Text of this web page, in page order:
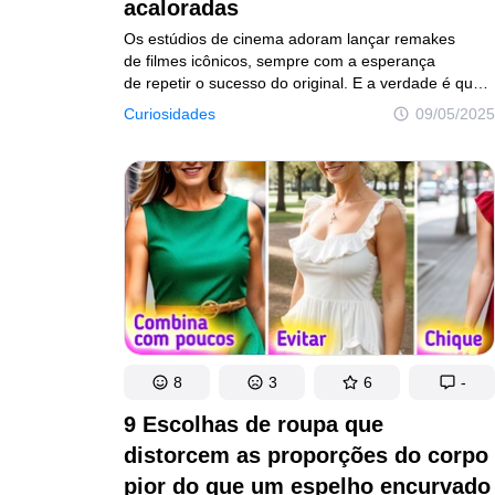
acaloradas
Curiosidades 09/05/2025
Os estúdios de cinema adoram lançar remakes
de filmes icônicos, sempre com a esperança
de repetir o sucesso do original. E a verdade é que,
mesmo interpretando o mesmo personagem, cada
ator sempre coloca um toque pessoal no papel.
9 Escolhas de roupa que
distorcem as proporções do corpo
pior do que um espelho encurvado
8 3 6 -
Gente
Gente incrível
Testes e diversão
Autores Princípios Editoriais Fale com a
Consentimento de atualização
© 2014–2026TheSoul Publishing
Todos os direitos reservados. Todos os materiais deste site